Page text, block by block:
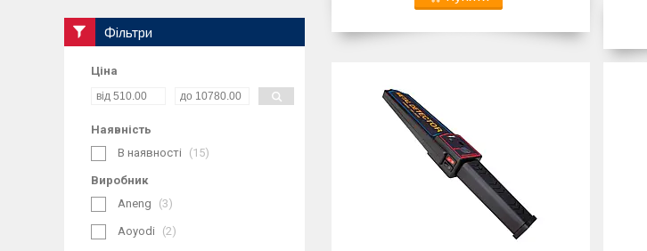
Фільтри
Ціна
Наявність
В наявності
15
Виробник
Aneng
3
Aoyodi 2